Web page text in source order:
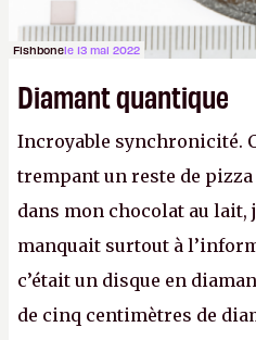
Fishbonele 13 mai 2022
Diamant quantique
Incroyable synchronicité.
trempant un reste de
dans mon chocolat au lait,
manquait surtout à
c’était un disque en
de cinq centimètres de